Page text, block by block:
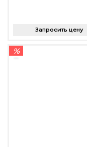
Запросить цену
%